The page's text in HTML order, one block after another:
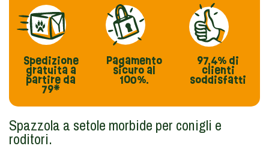
Spedizione
gratuita a
partire da
79*
Pagamento
sicuro al
100%.
97,4% di
clienti
soddisfatti
Spazzola a setole morbide per conigli e
roditori.